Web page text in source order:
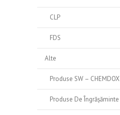
CLP
FDS
Alte
Produse SW – CHEMDOX
Produse De Îngrășăminte